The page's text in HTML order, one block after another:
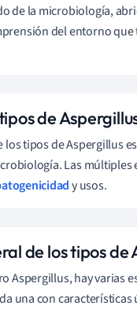
de la microbiología,
del entorno que
de
los tipos de Aspergillus
Las múltiples
y usos.
de los tipos de
Aspergillus, hay varias
una con características